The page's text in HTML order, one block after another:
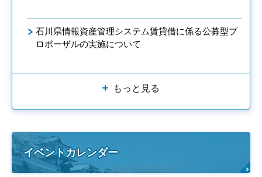
石川県情報資産管理システム賃貸借に係る公募型プ
ロポーザルの実施について
もっと見る
イベントカレンダー